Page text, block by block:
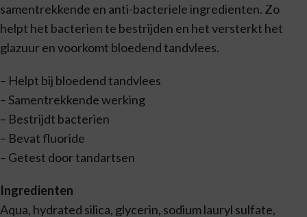
samentrekkende en anti-bacteriele ingredienten. Zo
helpt het bacterien te bestrijden en het versterkt het
glazuur en voorkomt bloedend tandvlees.
– Helpt bij bloedend tandvlees
– Samentrekkende werking
– Bestrijdt bacterien
– Bevat fluoride
– Getest door tandartsen
Ingredienten
Aqua, hydrated silica, glycerin, sodium lauryl sulfate,